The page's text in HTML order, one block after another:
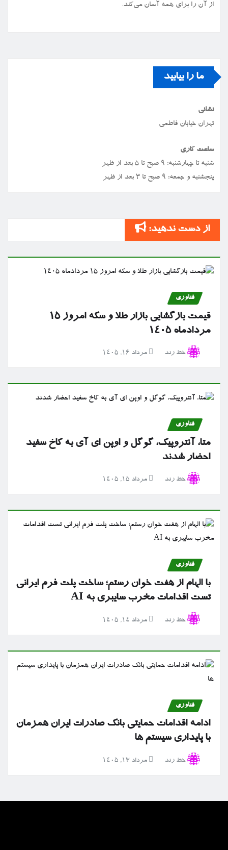
از آن را برای همه آسان می‌کند.
ما را بیابید
نشانی
تهران خیابان فاطمی
ساعت کاری
شنبه تا چهارشنبه: ۹ صبح تا ۵ بعد از ظهر
پنجشنبه و جمعه: ۹ صبح تا ۳ بعد از ظهر
از دست ندهید:
فناوری
قیمت بازگشایی بازار طلا و سکه امروز ۱۵
مردادماه ۱۴۰۵
خط رند مرداد ۱۶, ۱۴۰۵
فناوری
متا، آنتروپیک، گوگل و اوپن ای آی به کاخ سفید
احضار شدند
خط رند مرداد ۱۵, ۱۴۰۵
فناوری
با الهام از هفت خوان رستم؛ ساخت پلت فرم ایرانی
تست اقدامات مخرب سایبری به AI
خط رند مرداد ۱۴, ۱۴۰۵
فناوری
ادامه اقدامات حمایتی بانک صادرات ایران همزمان
با پایداری سیستم ها
خط رند مرداد ۱۳, ۱۴۰۵